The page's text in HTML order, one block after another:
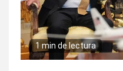
1 min de lectura